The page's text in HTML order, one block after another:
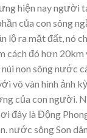
hiện nay người
của con sông
lộ ra mặt đất, nó
cách đó hơn 20km
non sông nước
vô vàn hình ảnh
của con người.
đây là Động
nước sông Son